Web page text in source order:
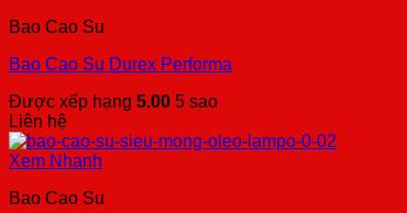
Bao Cao Su
Bao Cao Su Durex Performa
Được xếp hạng 5.00 5 sao
Liên hệ
Xem Nhanh
Bao Cao Su